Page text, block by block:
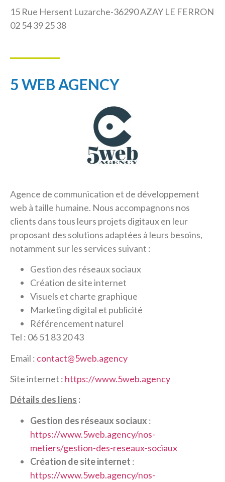
15 Rue Hersent Luzarche-36290 AZAY LE FERRON
02 54 39 25 38
5 WEB AGENCY
Agence de communication et de développement
web à taille humaine. Nous accompagnons nos
clients dans tous leurs projets digitaux en leur
proposant des solutions adaptées à leurs besoins,
notamment sur les services suivant :
Gestion des réseaux sociaux
Création de site internet
Visuels et charte graphique
Marketing digital et publicité
Référencement naturel
Tel : 06 51 83 20 43
Email : contact@5web.agency
Site internet : https://www.5web.agency
Détails des liens :
Gestion des réseaux sociaux :
https://www.5web.agency/nos-
metiers/gestion-des-reseaux-sociaux
Création de site internet :
https://www.5web.agency/nos-